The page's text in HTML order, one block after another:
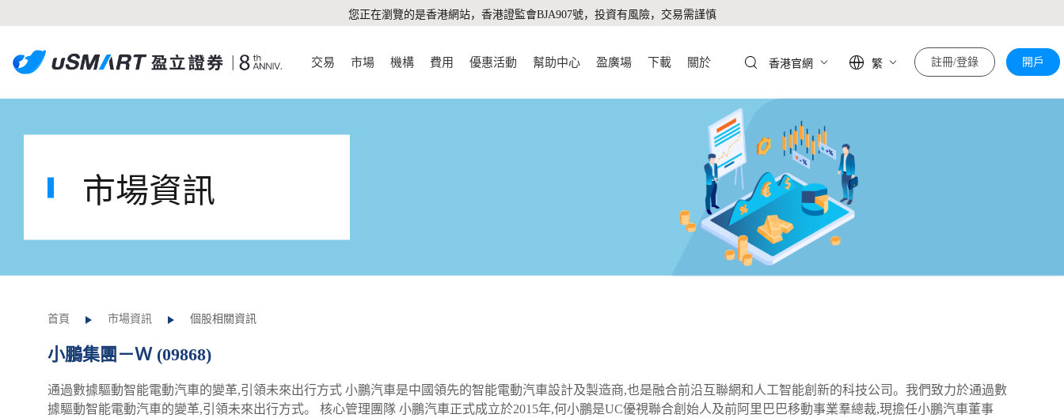
您正在瀏覽的是香港網站，香港證監會BJA907號，投資有風險，交易需謹慎
交易 市場 機構 費用 優惠活動 幫助中心 盈廣場 下載 關於 香港官網 繁 註冊/登錄 開戶
市場資訊
首頁 市場資訊 個股相關資訊
小鵬集團－Ｗ (09868)
通過數據驅動智能電動汽車的變革,引領未來出行方式 小鵬汽車是中國領先的智能電動汽車設計及製造商,也是融合前沿互聯網和人工智能創新的科技公司。我們致力於通過數
據驅動智能電動汽車的變革,引領未來出行方式。 核心管理團隊 小鵬汽車正式成立於2015年,何小鵬是UC優視聯合創始人及前阿里巴巴移動事業羣總裁,現擔任小鵬汽車董事